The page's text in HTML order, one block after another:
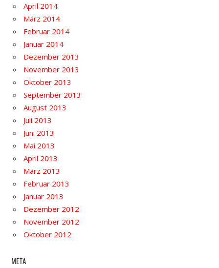
April 2014
März 2014
Februar 2014
Januar 2014
Dezember 2013
November 2013
Oktober 2013
September 2013
August 2013
Juli 2013
Juni 2013
Mai 2013
April 2013
März 2013
Februar 2013
Januar 2013
Dezember 2012
November 2012
Oktober 2012
META